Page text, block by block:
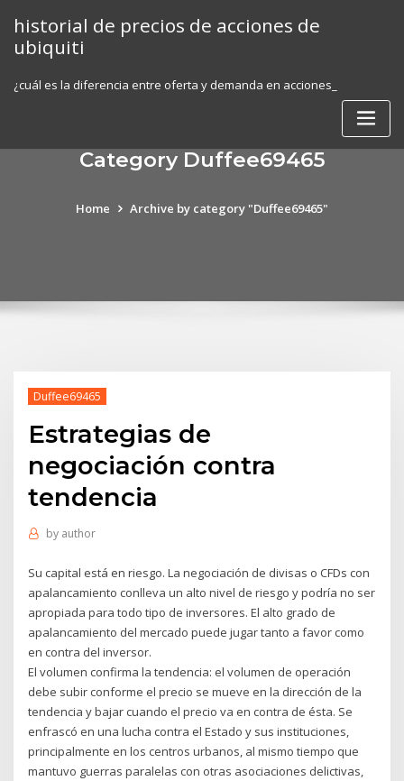
content
historial de precios de acciones de
ubiquiti
¿cuál es la diferencia entre oferta y demanda en acciones_
Category Duffee69465
Home Archive by category "Duffee69465"
Duffee69465
Estrategias de
negociación contra
tendencia
by author
Su capital está en riesgo. La negociación de divisas o CFDs con
apalancamiento conlleva un alto nivel de riesgo y podría no ser
apropiada para todo tipo de inversores. El alto grado de
apalancamiento del mercado puede jugar tanto a favor como
en contra del inversor.
El volumen confirma la tendencia: el volumen de operación
debe subir conforme el precio se mueve en la dirección de la
tendencia y bajar cuando el precio va en contra de ésta. Se
enfrascó en una lucha contra el Estado y sus instituciones,
principalmente en los centros urbanos, al mismo tiempo que
mantuvo guerras paralelas con otras asociaciones delictivas,